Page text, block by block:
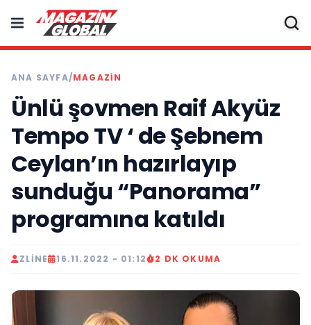
ANA SAYFA/MAGAZIN
Ünlü şovmen Raif Akyüz
Tempo TV ‘ de Şebnem
Ceylan’ın hazırlayıp
sunduğu “Panorama”
programına katıldı
ZLINE 16.11.2022 - 01:12 2 DK OKUMA